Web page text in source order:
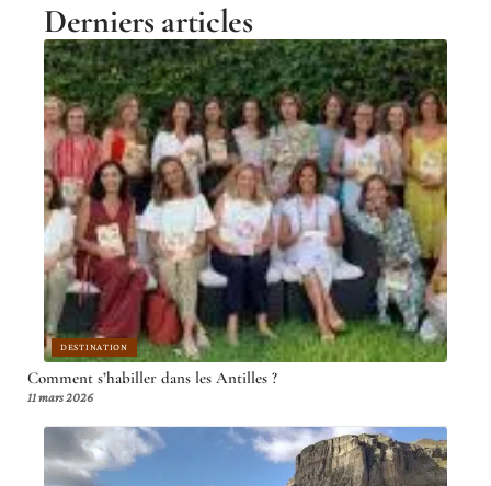
Derniers articles
DESTINATION
Comment s’habiller dans les Antilles ?
11 mars 2026